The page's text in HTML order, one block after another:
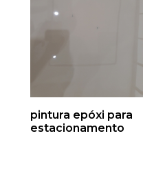
pintura epóxi para
estacionamento